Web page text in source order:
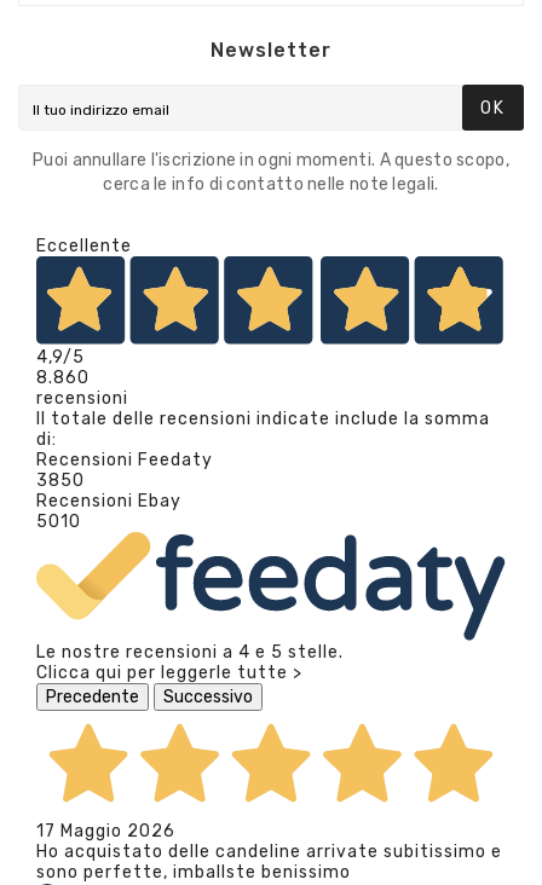
Newsletter
OK
Puoi annullare l'iscrizione in ogni momenti. A questo scopo,
cerca le info di contatto nelle note legali.
Eccellente
4,9/5
8.860
recensioni
Il totale delle recensioni indicate include la somma
di:
Recensioni Feedaty
3850
Recensioni Ebay
5010
Le nostre recensioni a 4 e 5 stelle.
Clicca qui per leggerle tutte >
Precedente
Successivo
17 Maggio 2026
Ho acquistato delle candeline arrivate subitissimo e
sono perfette, imballste benissimo